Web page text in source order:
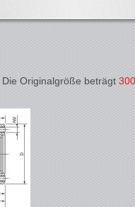
Die Originalgröße beträgt